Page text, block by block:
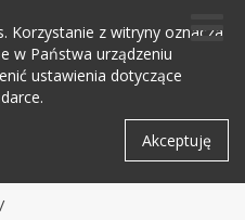
Korzystanie z witryny oznacza
w Państwa urządzeniu
ustawienia dotyczące
Akceptuję
/